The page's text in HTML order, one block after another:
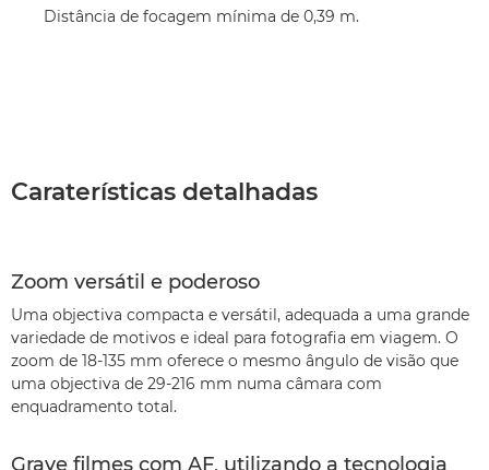
Distância de focagem mínima de 0,39 m.
Caraterísticas detalhadas
Zoom versátil e poderoso
Uma objectiva compacta e versátil, adequada a uma grande
variedade de motivos e ideal para fotografia em viagem. O
zoom de 18-135 mm oferece o mesmo ângulo de visão que
uma objectiva de 29-216 mm numa câmara com
enquadramento total.
Grave filmes com AF, utilizando a tecnologia